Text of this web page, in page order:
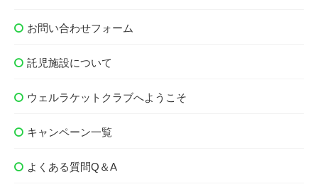
お問い合わせフォーム
託児施設について
ウェルラケットクラブへようこそ
キャンペーン一覧
よくある質問Q＆A